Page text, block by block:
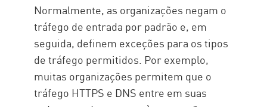
Normalmente, as organizações negam o
tráfego de entrada por padrão e, em
seguida, definem exceções para os tipos
de tráfego permitidos. Por exemplo,
muitas organizações permitem que o
tráfego HTTPS e DNS entre em suas